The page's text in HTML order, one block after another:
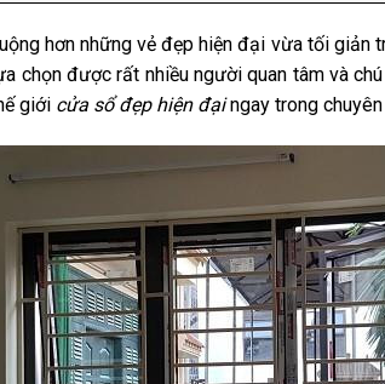
hơn những vẻ đẹp hiện đại vừa tối
chọn được rất nhiều người quan tâm và
giới cửa sổ đẹp hiện đạingay trong